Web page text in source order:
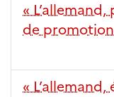
«
de
«